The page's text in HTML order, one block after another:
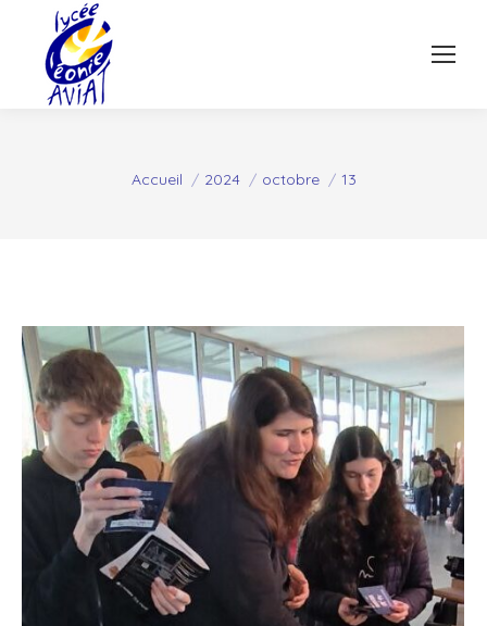
Vous êtes ici :
Accueil 2024 octobre 13